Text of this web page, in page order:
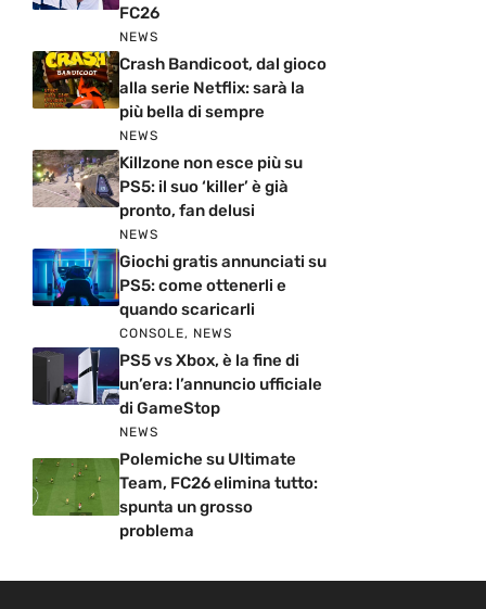
FC26
NEWS
Crash Bandicoot, dal gioco
alla serie Netflix: sarà la
più bella di sempre
NEWS
Killzone non esce più su
PS5: il suo ‘killer’ è già
pronto, fan delusi
NEWS
Giochi gratis annunciati su
PS5: come ottenerli e
quando scaricarli
CONSOLE, NEWS
PS5 vs Xbox, è la fine di
un’era: l’annuncio ufficiale
di GameStop
NEWS
Polemiche su Ultimate
Team, FC26 elimina tutto:
spunta un grosso
problema